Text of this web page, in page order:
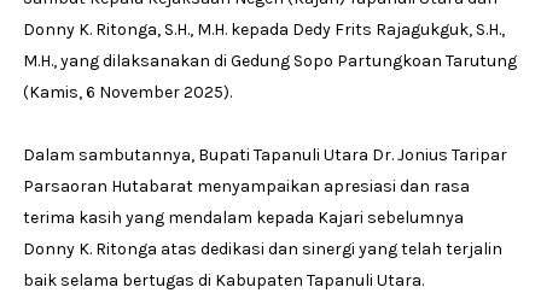
Donny K. Ritonga, S.H., M.H. kepada Dedy Frits Rajagukguk, S.H.,
M.H., yang dilaksanakan di Gedung Sopo Partungkoan Tarutung
(Kamis, 6 November 2025).
Dalam sambutannya, Bupati Tapanuli Utara Dr. Jonius Taripar
Parsaoran Hutabarat menyampaikan apresiasi dan rasa
terima kasih yang mendalam kepada Kajari sebelumnya
Donny K. Ritonga atas dedikasi dan sinergi yang telah terjalin
baik selama bertugas di Kabupaten Tapanuli Utara.